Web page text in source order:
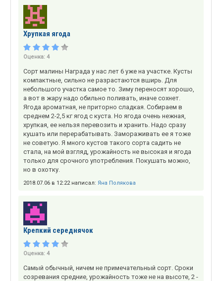
Хрупкая ягода
Оценка: 4
Сорт малины Награда у нас лет 6 уже на участке. Кусты
компактные, сильно не разрастаются вширь. Для
небольшого участка самое то. Зиму переносят хорошо,
а вот в жару надо обильно поливать, иначе сохнет.
Ягода ароматная, не приторно сладкая. Собираем в
среднем 2-2,5 кг ягод с куста. Но ягода очень нежная,
хрупкая, ее нельзя перевозить и хранить. Надо сразу
кушать или перерабатывать. Замораживать ее я тоже
не советую. Я много кустов такого сорта садить не
стала, на мой взгляд, урожайность не высокая и ягода
только для срочного употребления. Покушать можно,
но в охотку.
2018.07.06 в 12:22 написал: Яна Полякова
Крепкий середнячок
Оценка: 4
Самый обычный, ничем не примечательный сорт. Сроки
созревания средние, урожайность тоже не на высоте, 2 -